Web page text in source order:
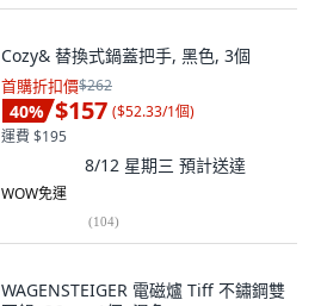
Cozy& 替換式鍋蓋把手, 黑色, 3個
首購折扣價$262
40% $157 ($52.33/1個)
運費 $195
8/12 星期三 預計送達
WOW免運
(104)
WAGENSTEIGER 電磁爐 Tiff 不鏽鋼雙